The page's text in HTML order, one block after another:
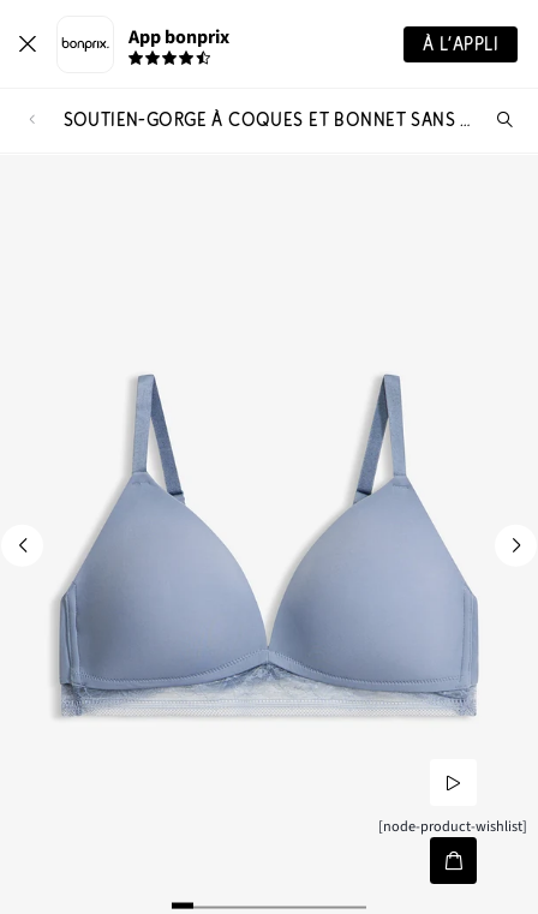
App bonprix À L’APPLI
SOUTIEN-GORGE À COQUES ET BONNET SANS COUTURES, SANS ARMATURES
[node-product-wishlist]